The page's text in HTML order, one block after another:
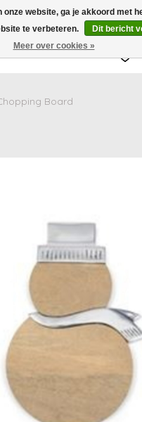
tot en met 25 januari. Houd
in deze periode langer kan
Board
onze website, ga je akkoord met
te verbeteren.
Dit bericht
Meer over cookies »